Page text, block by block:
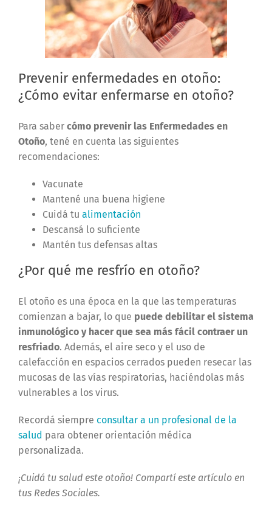
Prevenir enfermedades en otoño:
¿Cómo evitar enfermarse en otoño?
Para saber cómo prevenir las Enfermedades en
Otoño, tené en cuenta las siguientes
recomendaciones:
Vacunate
Mantené una buena higiene
Cuidá tu alimentación
Descansá lo suficiente
Mantén tus defensas altas
¿Por qué me resfrío en otoño?
El otoño es una época en la que las temperaturas
comienzan a bajar, lo que puede debilitar el sistema
inmunológico y hacer que sea más fácil contraer un
resfriado. Además, el aire seco y el uso de
calefacción en espacios cerrados pueden resecar las
mucosas de las vías respiratorias, haciéndolas más
vulnerables a los virus.
Recordá siempre consultar a un profesional de la
salud para obtener orientación médica
personalizada.
¡Cuidá tu salud este otoño! Compartí este artículo en
tus Redes Sociales.